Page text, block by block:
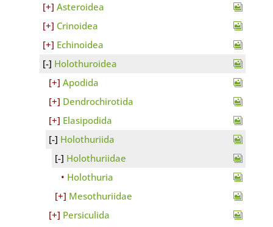
Asteroidea
Crinoidea
Echinoidea
Holothuroidea
Apodida
Dendrochirotida
Elasipodida
Holothuriida
Holothuriidae
Holothuria
Mesothuriidae
Persiculida